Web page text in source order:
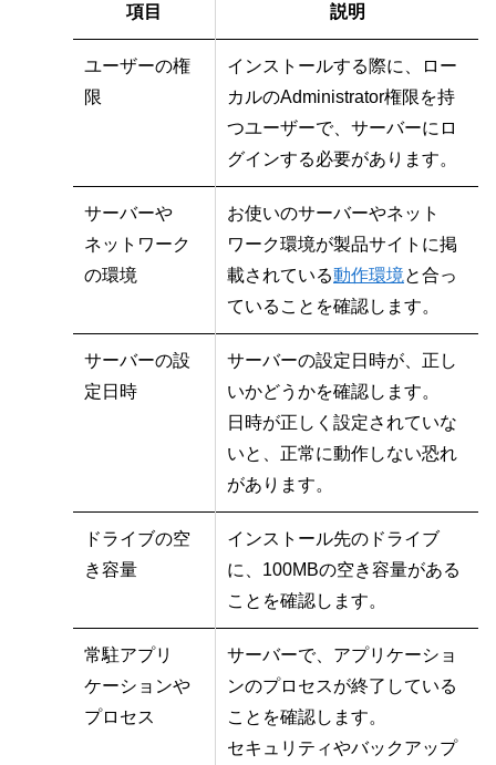
項目 説明
ユーザーの権
限
インストールする際に、ロー
カルのAdministrator権限を持
つユーザーで、サーバーにロ
グインする必要があります。
サーバーや
ネットワーク
の環境
お使いのサーバーやネット
ワーク環境が製品サイトに掲
載されている動作環境と合っ
ていることを確認します。
サーバーの設
定日時
サーバーの設定日時が、正し
いかどうかを確認します。
日時が正しく設定されていな
いと、正常に動作しない恐れ
があります。
ドライブの空
き容量
インストール先のドライブ
に、100MBの空き容量がある
ことを確認します。
常駐アプリ
ケーションや
プロセス
サーバーで、アプリケーショ
ンのプロセスが終了している
ことを確認します。
セキュリティやバックアップ